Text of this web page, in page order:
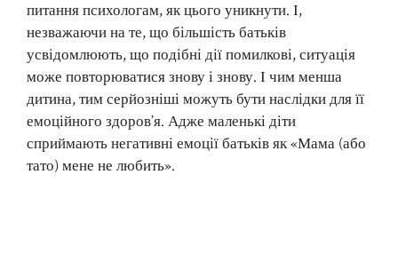
питання психологам, як цього уникнути. І,
незважаючи на те, що більшість батьків
усвідомлюють, що подібні дії помилкові, ситуація
може повторюватися знову і знову. І чим менша
дитина, тим серйозніші можуть бути наслідки для її
емоційного здоров’я. Адже маленькі діти
сприймають негативні емоції батьків як «Мама (або
тато) мене не любить».